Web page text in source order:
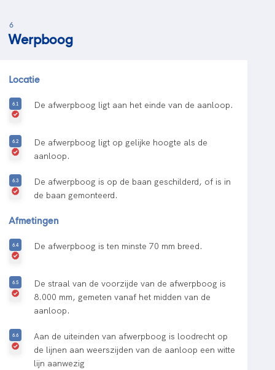
6
Werpboog
Locatie
De afwerpboog ligt aan het einde van de aanloop.
De afwerpboog ligt op gelijke hoogte als de
aanloop.
De afwerpboog is op de baan geschilderd, of is in
de baan gemonteerd.
Afmetingen
De afwerpboog is ten minste 70 mm breed.
De straal van de voorzijde van de afwerpboog is
8.000 mm, gemeten vanaf het midden van de
aanloop.
Aan de uiteinden van afwerpboog is loodrecht op
de lijnen aan weerszijden van de aanloop een witte
lijn aanwezig